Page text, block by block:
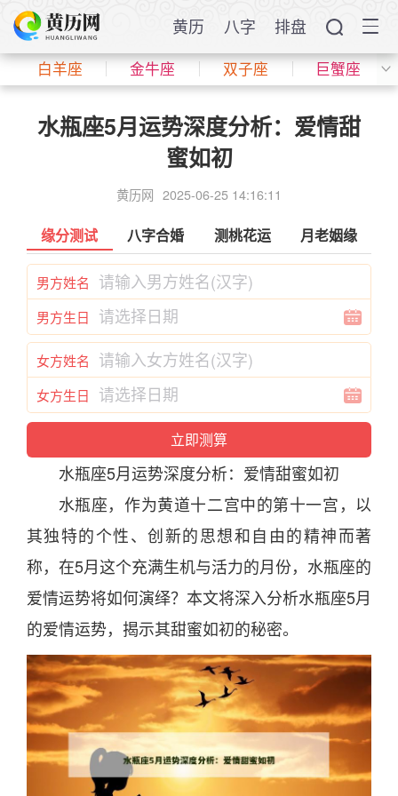
黄历 八字 排盘
白羊座 金牛座 双子座 巨蟹座
水瓶座5月运势深度分析：爱情甜
蜜如初
黄历网 2025-06-25 14:16:11
缘分测试 八字合婚 测桃花运 月老姻缘
男方姓名
男方生日
女方姓名
女方生日
水瓶座5月运势深度分析：爱情甜蜜如初
水瓶座，作为黄道十二宫中的第十一宫，以
其独特的个性、创新的思想和自由的精神而著
称，在5月这个充满生机与活力的月份， 水瓶座的
爱情运势将如何演绎？本文将深入分析水瓶座5月
的爱情运势，揭示其甜蜜如初的秘密。